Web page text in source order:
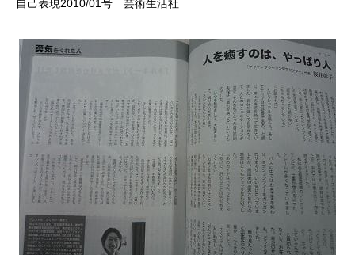
自己表現2010/01号 芸術生活社